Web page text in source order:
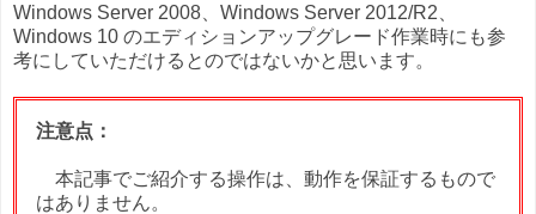
Windows Server 2008、Windows Server 2012/R2、
Windows 10 のエディションアップグレード作業時にも参
考にしていただけるとのではないかと思います。
注意点：
本記事でご紹介する操作は、動作を保証するもので
はありません。